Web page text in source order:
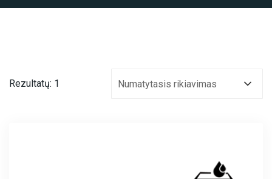
Rezultatų: 1 Numatytasis rikiavimas